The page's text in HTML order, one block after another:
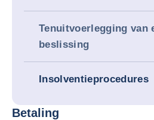
Tenuitvoerlegging van
beslissing
Insolventieprocedures
Betaling